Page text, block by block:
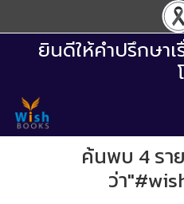
ยินดีให้คำปรึกษา
ค้นพบ 4 รา
ว่า